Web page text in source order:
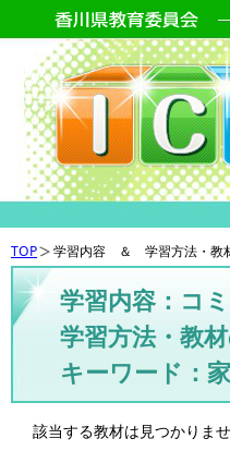
TOP 学習内容 ＆ 学習方法・
学習内容：コ
学習方法・教
キーワード：
該当する教材は見つかりませ